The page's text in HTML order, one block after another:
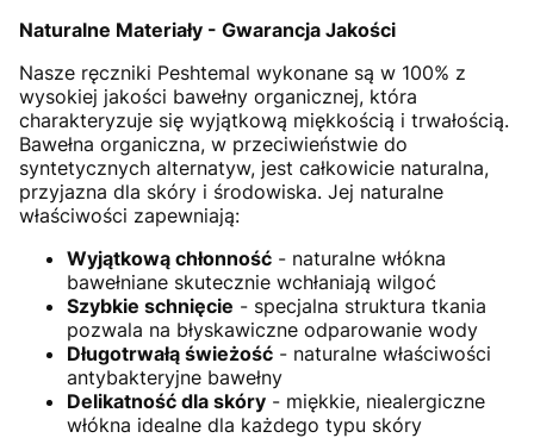
Naturalne Materiały - Gwarancja Jakości
Nasze ręczniki Peshtemal wykonane są w 100% z
wysokiej jakości bawełny organicznej, która
charakteryzuje się wyjątkową miękkością i trwałością.
Bawełna organiczna, w przeciwieństwie do
syntetycznych alternatyw, jest całkowicie naturalna,
przyjazna dla skóry i środowiska. Jej naturalne
właściwości zapewniają:
Wyjątkową chłonność - naturalne włókna
bawełniane skutecznie wchłaniają wilgoć
Szybkie schnięcie - specjalna struktura tkania
pozwala na błyskawiczne odparowanie wody
Długotrwałą świeżość - naturalne właściwości
antybakteryjne bawełny
Delikatność dla skóry - miękkie, niealergiczne
włókna idealne dla każdego typu skóry